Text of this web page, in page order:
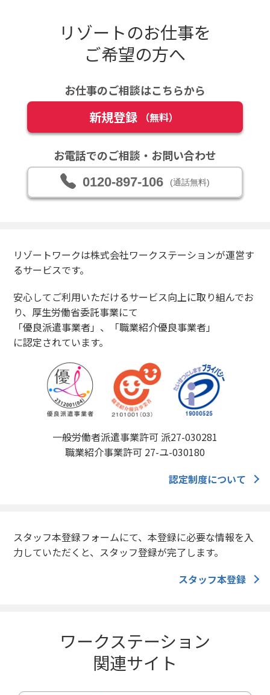
リゾートのお仕事を
ご希望の方へ
お仕事のご相談はこちらから
新規登録 （無料）
お電話でのご相談・お問い合わせ
0120-897-106 (通話無料)
リゾートワークは株式会社ワークステーションが運営す
るサービスです。
安心してご利用いただけるサービス向上に取り組んでお
り、厚生労働省委託事業にて
「優良派遣事業者」、「職業紹介優良事業者」
に認定されています。
一般労働者派遣事業許可 派27-030281
職業紹介事業許可 27-ユ-030180
認定制度について
スタッフ本登録フォームにて、本登録に必要な情報を入
力していただくと、スタッフ登録が完了します。
スタッフ本登録
ワークステーション
関連サイト